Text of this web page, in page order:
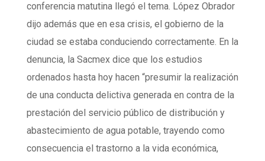
conferencia matutina llegó el tema. López Obrador
dijo además que en esa crisis, el gobierno de la
ciudad se estaba conduciendo correctamente. En la
denuncia, la Sacmex dice que los estudios
ordenados hasta hoy hacen “presumir la realización
de una conducta delictiva generada en contra de la
prestación del servicio público de distribución y
abastecimiento de agua potable, trayendo como
consecuencia el trastorno a la vida económica,